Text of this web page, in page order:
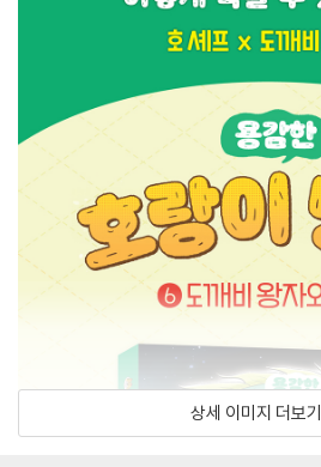
상세 이미지 더보기